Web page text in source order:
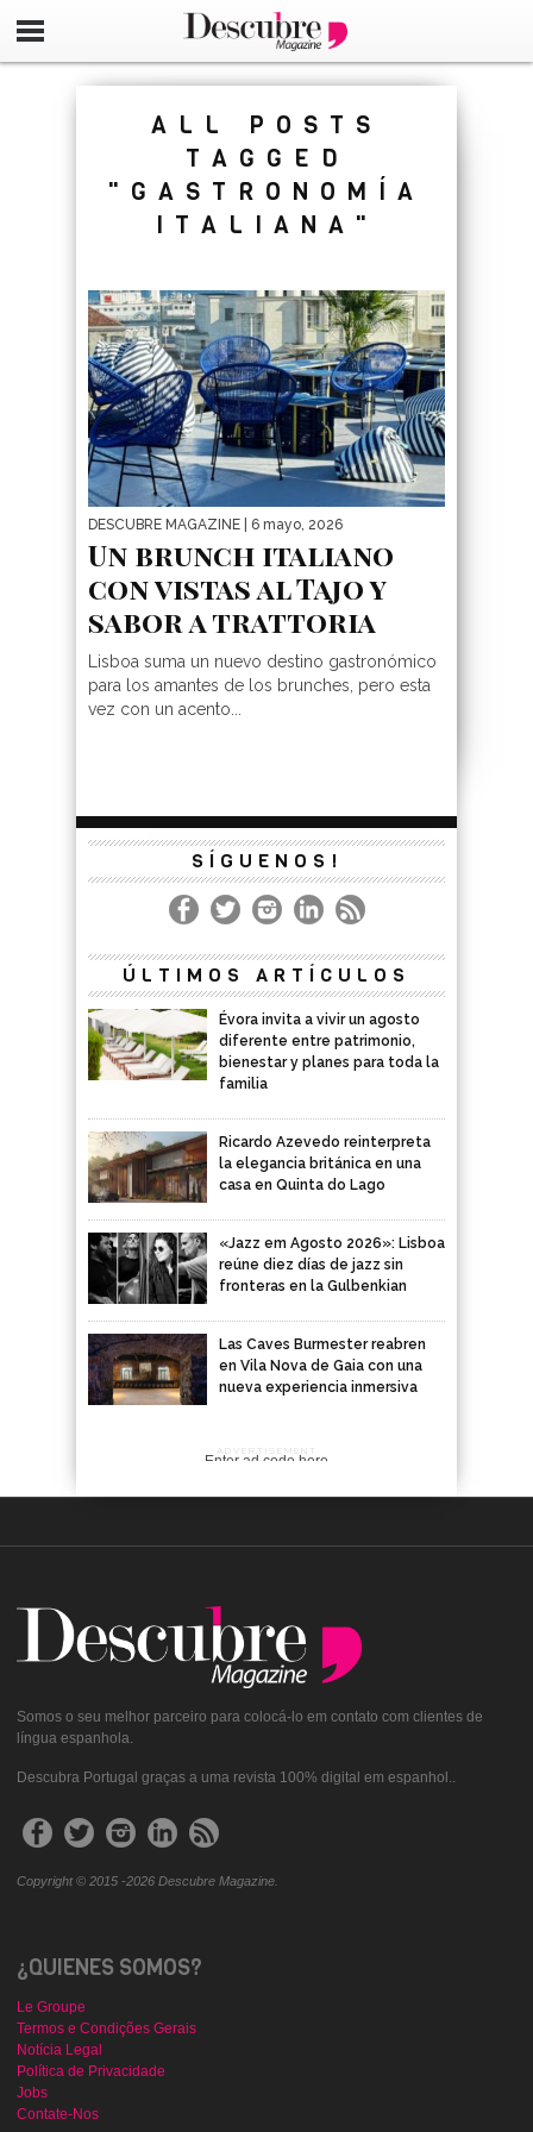
google-site-
ALL POSTS
TAGGED
"GASTRONOMÍA
ITALIANA"
DESCUBRE MAGAZINE | 6 mayo, 2026
Un brunch italiano
con vistas al Tajo y
sabor a trattoria
Lisboa suma un nuevo destino gastronómico
para los amantes de los brunches, pero esta
vez con un acento...
SÍGUENOS!
ÚLTIMOS ARTÍCULOS
Évora invita a vivir un agosto
diferente entre patrimonio,
bienestar y planes para toda la
familia
Ricardo Azevedo reinterpreta
la elegancia británica en una
casa en Quinta do Lago
«Jazz em Agosto 2026»: Lisboa
reúne diez días de jazz sin
fronteras en la Gulbenkian
Las Caves Burmester reabren
en Vila Nova de Gaia con una
nueva experiencia inmersiva
ADVERTISEMENT
Enter ad code here
Somos o seu melhor parceiro para colocá-lo em contato com clientes de
língua espanhola.
Descubra Portugal graças a uma revista 100% digital em espanhol..
Copyright © 2015 -2026 Descubre Magazine.
¿QUIENES SOMOS?
Le Groupe
Termos e Condições Gerais
Notícia Legal
Política de Privacidade
Jobs
Contate-Nos